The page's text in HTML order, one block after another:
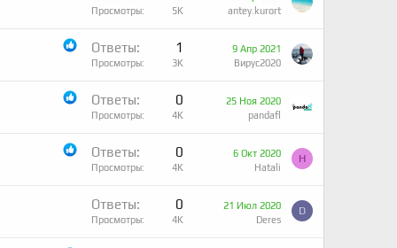
Просмотры 5K
antey.kurort
Ответы 1
Просмотры 3K
9 Апр 2021
Вирус2020
Ответы 0
Просмотры 4K
25 Ноя 2020
pandafl
Ответы 0
Просмотры 4K
6 Окт 2020
Нatali
Н
Ответы 0
Просмотры 4K
21 Июл 2020
Deres
D